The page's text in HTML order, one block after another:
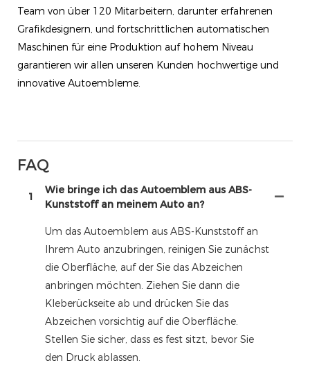
Team von über 120 Mitarbeitern, darunter erfahrenen
Grafikdesignern, und fortschrittlichen automatischen
Maschinen für eine Produktion auf hohem Niveau
garantieren wir allen unseren Kunden hochwertige und
innovative Autoembleme.
FAQ
1
Wie bringe ich das Autoemblem aus ABS-
Kunststoff an meinem Auto an?
Um das Autoemblem aus ABS-Kunststoff an
Ihrem Auto anzubringen, reinigen Sie zunächst
die Oberfläche, auf der Sie das Abzeichen
anbringen möchten. Ziehen Sie dann die
Kleberückseite ab und drücken Sie das
Abzeichen vorsichtig auf die Oberfläche.
Stellen Sie sicher, dass es fest sitzt, bevor Sie
den Druck ablassen.